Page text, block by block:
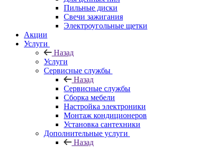
Пильные диски
Свечи зажигания
Электроугольные щетки
Акции
Услуги
Назад
Услуги
Сервисные службы
Назад
Сервисные службы
Сборка мебели
Настройка электроники
Монтаж кондиционеров
Установка сантехники
Дополнительные услуги
Назад